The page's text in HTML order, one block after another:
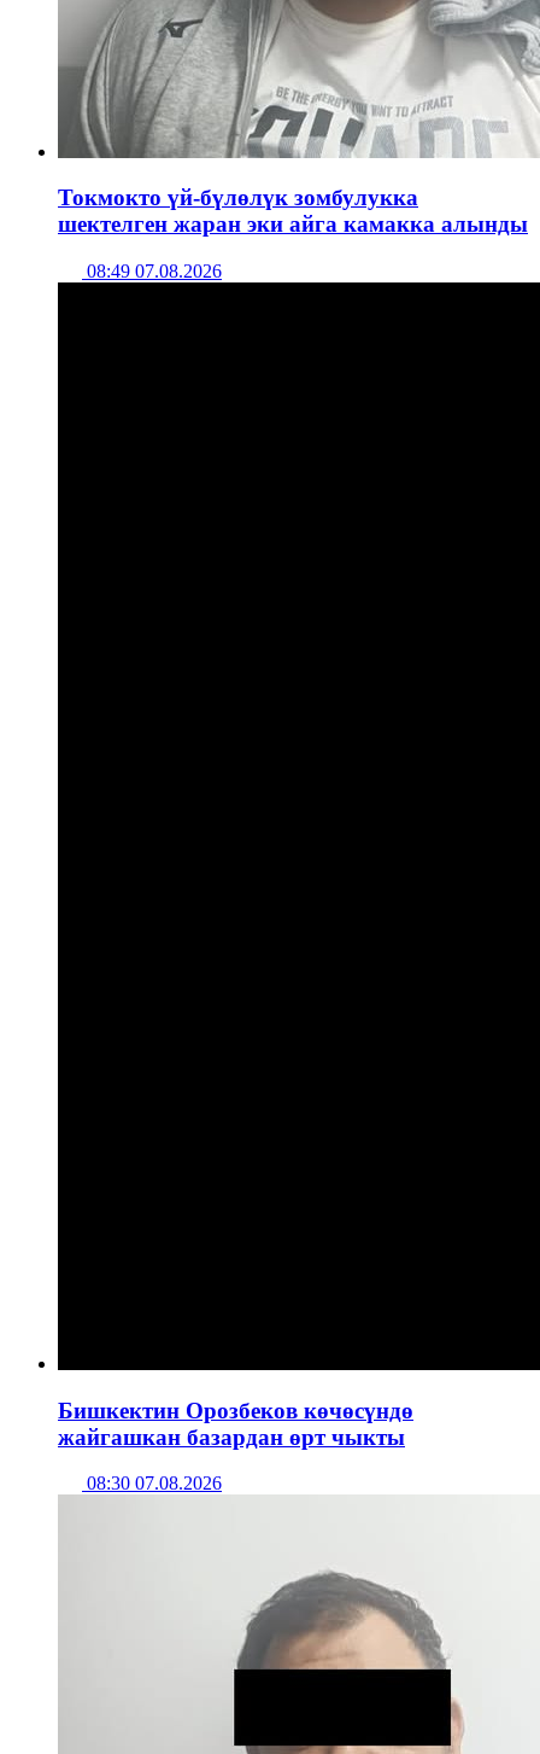
Токмокто үй-бүлөлүк зомбулукка
шектелген жаран эки айга камакка алынды
08:49 07.08.2026
Бишкектин Орозбеков көчөсүндө
жайгашкан базардан өрт чыкты
08:30 07.08.2026